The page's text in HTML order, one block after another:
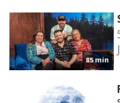
85 min